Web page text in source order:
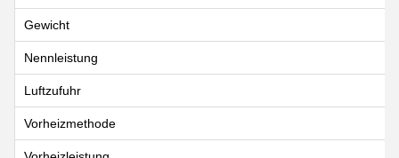
Gewicht
Nennleistung
Luftzufuhr
Vorheizmethode